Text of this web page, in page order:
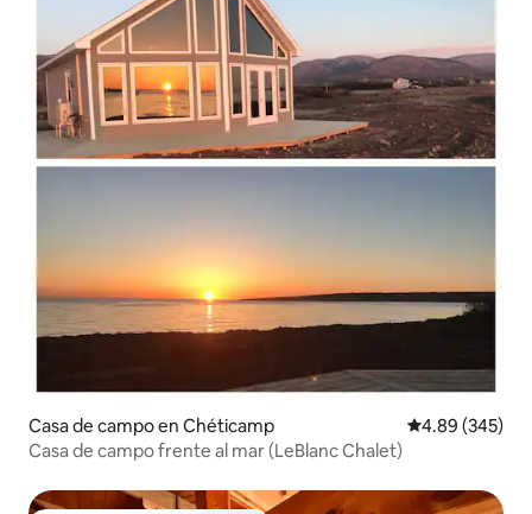
Casa de campo en Chéticamp Calificación
4.89 (345)
Casa de campo frente al mar (LeBlanc Chalet)